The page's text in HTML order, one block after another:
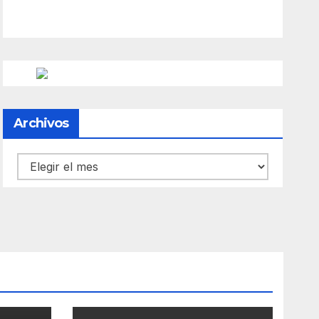
Archivos
Archivos